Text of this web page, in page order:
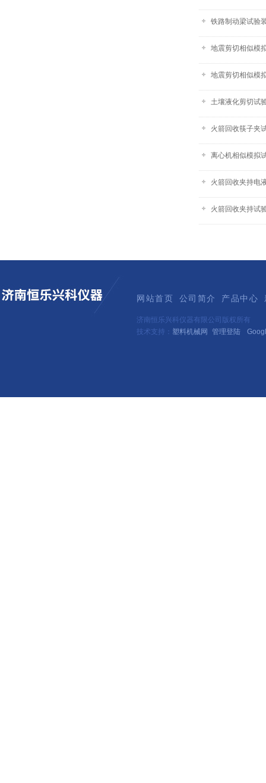
铁路制动梁试验
地震剪切相似模
地震剪切相似模
土壤液化剪切试
火箭回收筷子夹
离心机相似模拟
火箭回收夹持电
火箭回收夹持试
网站首页 公司简介 产品中心
济南恒乐兴科仪器有限公司版权所有
技术支持： 塑料机械网 管理登陆